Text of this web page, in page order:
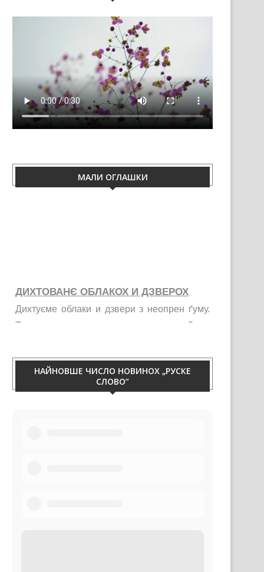
МАЛИ ОГЛАШКИ
Тирваца изолация од витру, жими, галайку и
НАЙНОВШЕ ЧИСЛО НОВИНОХ „РУСКЕ
СЛОВО”